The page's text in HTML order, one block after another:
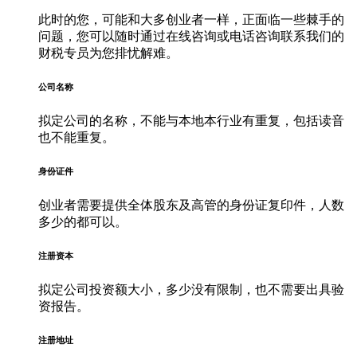
此时的您，可能和大多创业者一样，正面临一些棘手的
问题，您可以随时通过在线咨询或电话咨询联系我们的
财税专员为您排忧解难。
公司名称
拟定公司的名称，不能与本地本行业有重复，包括读音
也不能重复。
身份证件
创业者需要提供全体股东及高管的身份证复印件，人数
多少的都可以。
注册资本
拟定公司投资额大小，多少没有限制，也不需要出具验
资报告。
注册地址